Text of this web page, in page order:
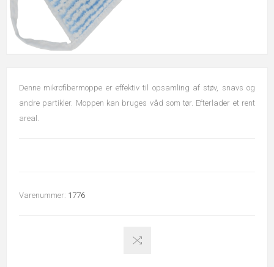
Denne mikrofibermoppe er effektiv til opsamling af støv, snavs og
andre partikler. Moppen kan bruges våd som tør. Efterlader et rent
areal.
Varenummer: 1776